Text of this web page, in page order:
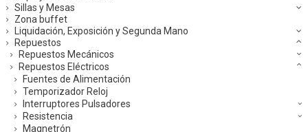
Sillas y Mesas
Zona buffet
Liquidación, Exposición y Segunda Mano
Repuestos
Repuestos Mecánicos
Repuestos Eléctricos
Fuentes de Alimentación
Temporizador Reloj
Interruptores Pulsadores
Resistencia
Magnetrón